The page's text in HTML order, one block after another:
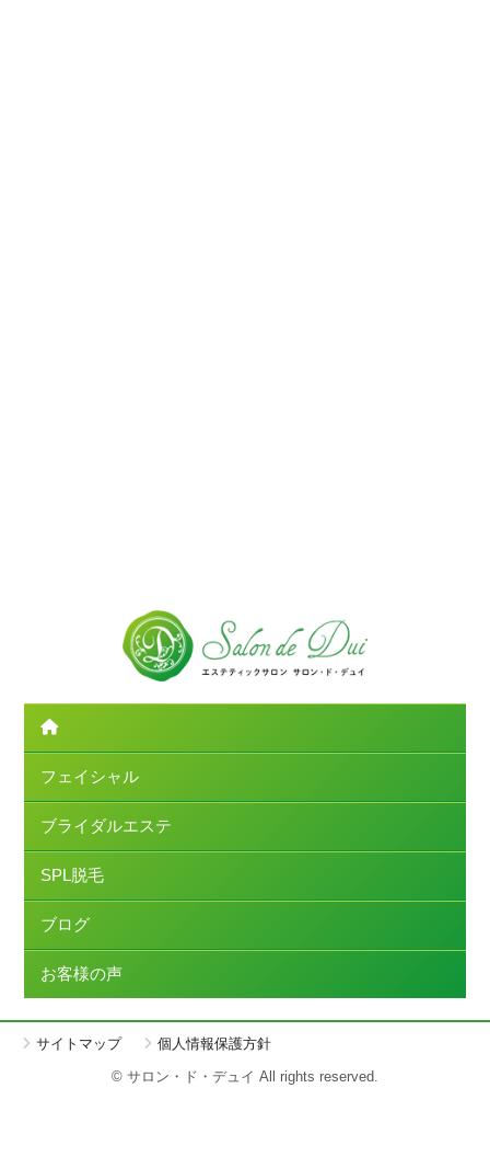
フェイシャル
ブライダルエステ
SPL脱毛
ブログ
お客様の声
サイトマップ
個人情報保護方針
© サロン・ド・デュイ All rights reserved.